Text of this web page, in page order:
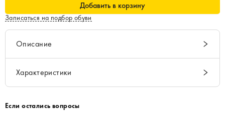
Добавить в корзину
Записаться на подбор обуви
Описание
Характеристики
Если остались вопросы